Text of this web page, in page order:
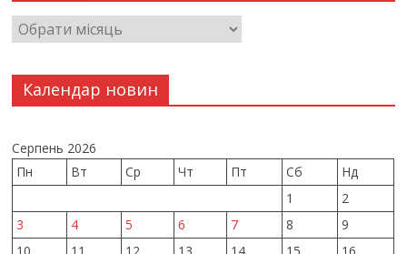
Календар новин
Серпень 2026
Пн
Вт Ср Чт Пт Сб
Нд
1
2
3
4 5 6 7 8
9